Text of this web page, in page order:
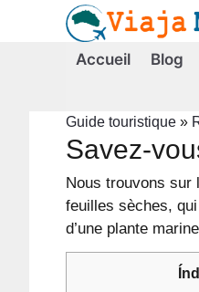
Accueil Blog
Guide touristique »
Savez-
Nous trouvons sur
feuilles sèches,
d’une plante